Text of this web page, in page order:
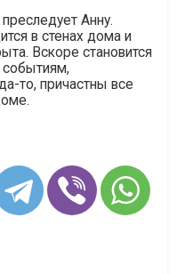
Анну.
в стенах дома и
Вскоре становится
событиям,
то, причастны все